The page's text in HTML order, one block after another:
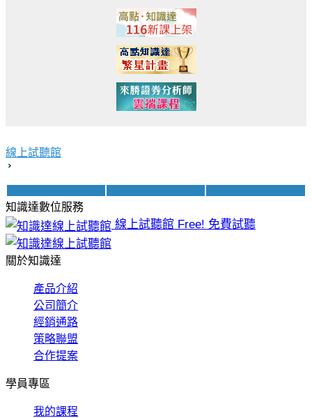
線上試聽館
知識達數位服務
線上試聽館 Free! 免費試聽
關於知識達
產品介紹
公司簡介
經銷通路
策略聯盟
合作提案
學員專區
我的課程